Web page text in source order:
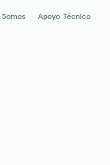
Apoyo Técnico